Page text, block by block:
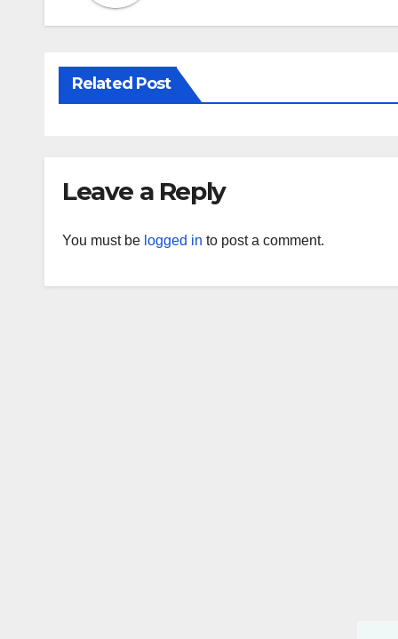
Related Post
Leave a Reply
You must be logged in to post a comment.